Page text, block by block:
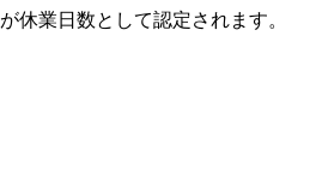
が休業日数として認定されます。